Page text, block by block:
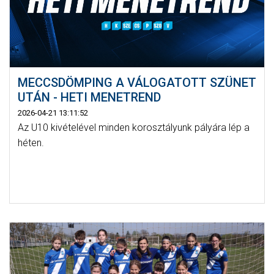
MECCSDÖMPING A VÁLOGATOTT SZÜNET
UTÁN - HETI MENETREND
2026-04-21 13:11:52
Az U10 kivételével minden korosztályunk pályára lép a
héten.